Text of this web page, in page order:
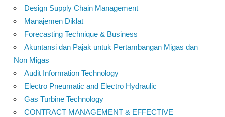
Design Supply Chain Management
Manajemen Diklat
Forecasting Technique & Business
Akuntansi dan Pajak untuk Pertambangan Migas dan
Non Migas
Audit Information Technology
Electro Pneumatic and Electro Hydraulic
Gas Turbine Technology
CONTRACT MANAGEMENT & EFFECTIVE